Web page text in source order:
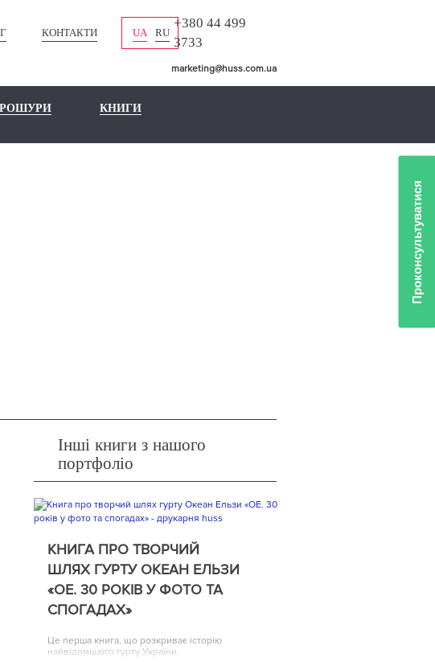
КОНТАКТИ UA RU
+380 44 499
3733
marketing@huss.com.ua
КНИГИ
Інші книги з нашого
портфоліо
КНИГА ПРО ТВОРЧИЙ
ШЛЯХ ГУРТУ ОКЕАН ЕЛЬЗИ
«ОЕ. 30 РОКІВ У ФОТО ТА
СПОГАДАХ»
Це перша книга, що розкриває історію
найвідомішого гурту України.
Проконсультуватися